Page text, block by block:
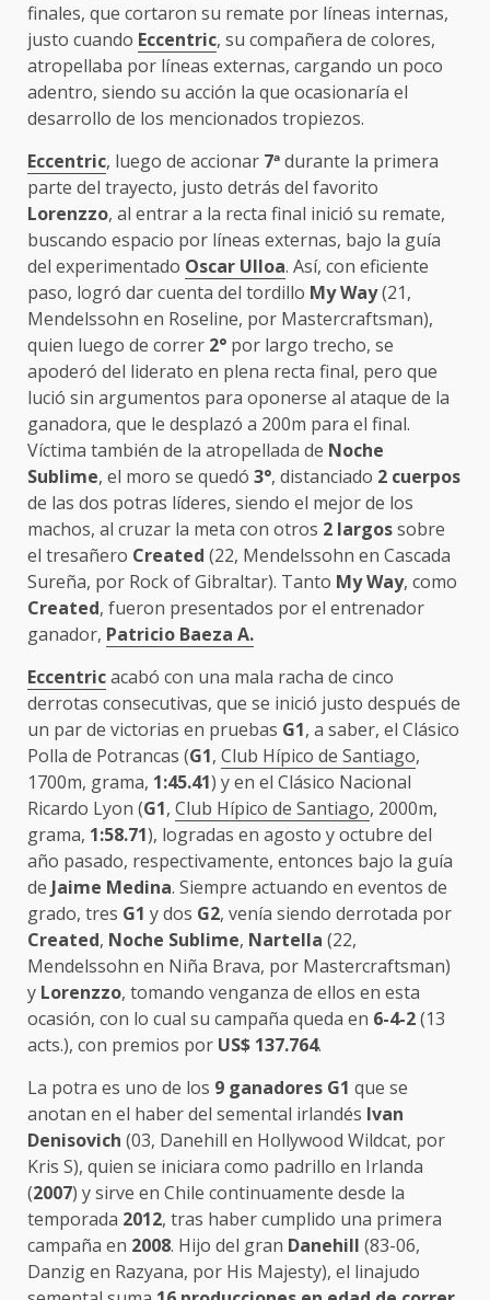
finales, que cortaron su remate por líneas internas,
justo cuando Eccentric, su compañera de colores,
atropellaba por líneas externas, cargando un poco
adentro, siendo su acción la que ocasionaría el
desarrollo de los mencionados tropiezos.
Eccentric, luego de accionar 7ªdurante la primera
parte del trayecto, justo detrás del favorito
Lorenzzo, al entrar a la recta final inició su remate,
buscando espacio por líneas externas, bajo la guía
del experimentado Oscar Ulloa. Así, con eficiente
paso, logró dar cuenta del tordillo My Way(21,
Mendelssohn en Roseline, por Mastercraftsman),
quien luego de correr 2° por largo trecho, se
apoderó del liderato en plena recta final, pero que
lució sin argumentos para oponerse al ataque de la
ganadora, que le desplazó a 200m para el final.
Víctima también de la atropellada de Noche
Sublime, el moro se quedó 3°, distanciado 2 cuerpos
de las dos potras líderes, siendo el mejor de los
machos, al cruzar la meta con otros 2 largossobre
el tresañero Created (22, Mendelssohn en Cascada
Sureña, por Rock of Gibraltar). Tanto My Way, como
Created, fueron presentados por el entrenador
ganador, Patricio Baeza A.
Eccentricacabó con una mala racha de cinco
derrotas consecutivas, que se inició justo después de
un par de victorias en pruebas G1, a saber, el Clásico
Polla de Potrancas (G1, Club Hípico de Santiago,
1700m, grama, 1:45.41) y en el Clásico Nacional
Ricardo Lyon (G1, Club Hípico de Santiago, 2000m,
grama, 1:58.71), logradas en agosto y octubre del
año pasado, respectivamente, entonces bajo la guía
de Jaime Medina. Siempre actuando en eventos de
grado, tres G1 y dos G2, venía siendo derrotada por
Created, Noche Sublime, Nartella (22,
Mendelssohn en Niña Brava, por Mastercraftsman)
y Lorenzzo, tomando venganza de ellos en esta
ocasión, con lo cual su campaña queda en 6-4-2(13
acts.), con premios por US$ 137.764.
La potra es uno de los 9 ganadores G1 que se
anotan en el haber del semental irlandés Ivan
Denisovich (03, Danehill en Hollywood Wildcat, por
Kris S), quien se iniciara como padrillo en Irlanda
(2007) y sirve en Chile continuamente desde la
temporada 2012, tras haber cumplido una primera
campaña en 2008. Hijo del gran Danehill (83-06,
Danzig en Razyana, por His Majesty), el linajudo